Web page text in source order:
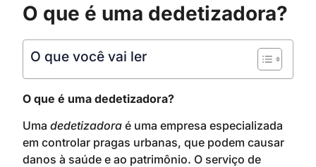
O que é uma dedetizadora?
O que você vai ler
O que é uma dedetizadora?
Uma dedetizadora é uma empresa especializada
em controlar pragas urbanas, que podem causar
danos à saúde e ao patrimônio. O serviço de